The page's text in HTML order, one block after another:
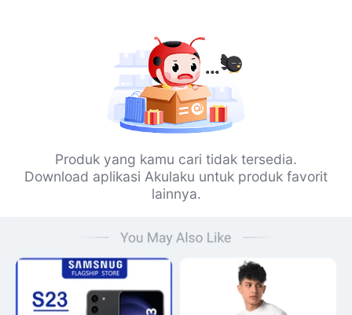
Produk yang kamu cari tidak tersedia.
Download aplikasi Akulaku untuk produk favorit
lainnya.